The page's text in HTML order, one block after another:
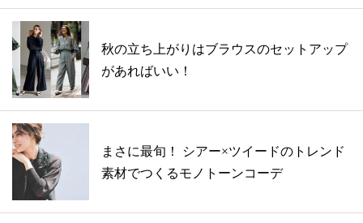
秋の立ち上がりはブラウスのセットアップ
があればいい！
まさに最旬！ シアー×ツイードのトレンド
素材でつくるモノトーンコーデ